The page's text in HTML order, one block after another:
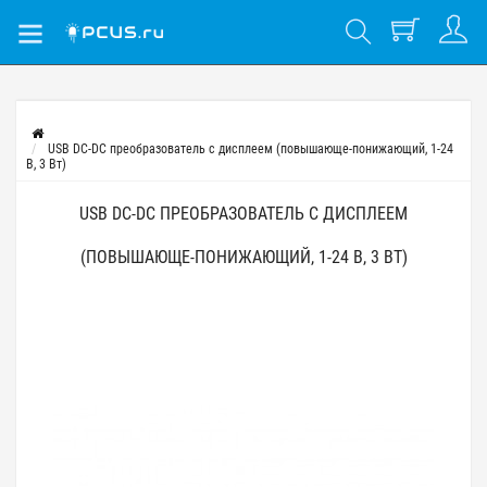
USB DC-DC преобразователь с дисплеем (повышающе-понижающий, 1-24
В, 3 Вт)
USB DC-DC ПРЕОБРАЗОВАТЕЛЬ С ДИСПЛЕЕМ
(ПОВЫШАЮЩЕ-ПОНИЖАЮЩИЙ, 1-24 В, 3 ВТ)